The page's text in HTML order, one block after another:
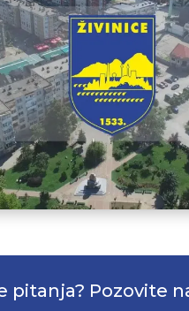
pitanja? Pozovite